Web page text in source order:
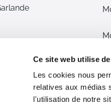
Ce site web utilise
Les cookies nous
relatives aux médias
l'utilisation de notre